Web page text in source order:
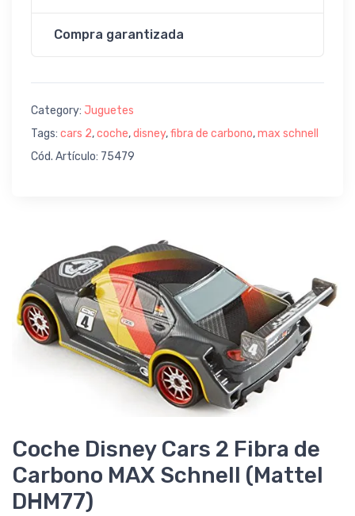
Compra garantizada
Category: Juguetes
Tags: cars 2,coche,disney,fibra de carbono,max schnell
Cód. Artículo: 75479
Coche Disney Cars 2 Fibra de
Carbono MAX Schnell (Mattel
DHM77)